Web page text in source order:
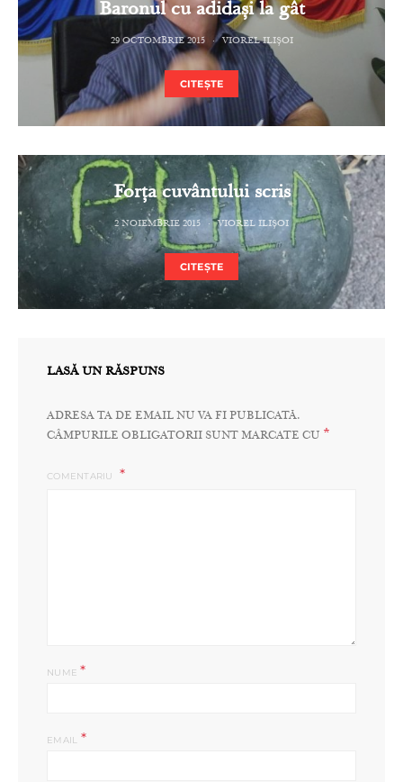
Baronul cu adidași la gât
29 OCTOMBRIE 2015 VIOREL ILIȘOI
CITEȘTE
Forța cuvântului scris
2 NOIEMBRIE 2015 VIOREL ILIȘOI
CITEȘTE
LASĂ UN RĂSPUNS
ADRESA TA DE EMAIL NU VA FI PUBLICATĂ.
CÂMPURILE OBLIGATORII SUNT MARCATE CU *
COMENTARIU
NUME*
EMAIL *